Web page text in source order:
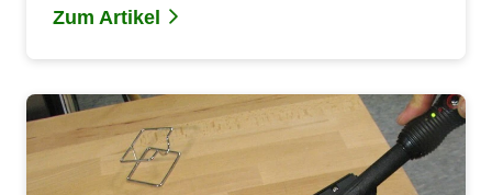
korrekten Materialverwendung.
Zum Artikel